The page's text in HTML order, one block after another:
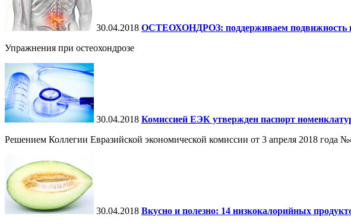
30.04.2018 ОСТЕОХОНДРОЗ: поддерживаем подвижность
Упражнения при остеохондрозе
30.04.2018 Комиссией ЕЭК утвержден паспорт
Решением Коллегии Евразийской экономической комиссии от 3 апреля 2018 года
30.04.2018 Вкусно и полезно: 14 низкокалорийных